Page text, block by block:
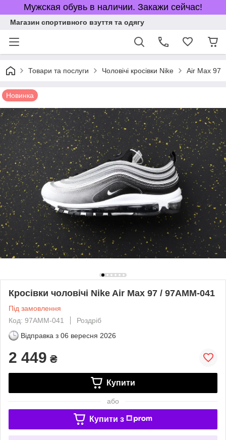
Мужская обувь в наличии. Закажи сейчас!
Магазин спортивного взуття та одягу
Товари та послуги Чоловічі кросівки Nike Air Max 97
Новинка
Кросівки чоловічі Nike Air Max 97 / 97AMM-041
Під замовлення
Код: 97AMM-041
Роздріб
Відправка з 06 вересня 2026
2 449 ₴
Купити
або
Купити з